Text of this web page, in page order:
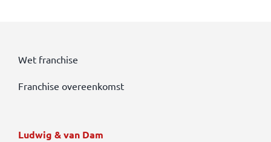
Wet franchise
Franchise overeenkomst
Ludwig & van Dam